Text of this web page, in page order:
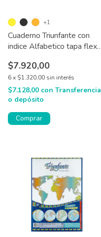
Cuaderno Triunfante con
indice Alfabetico tapa flex
$7.920,00
6x $1.320,00 sin interés
$7.128,00 con Transferencia
o depósito
+1
Comprar